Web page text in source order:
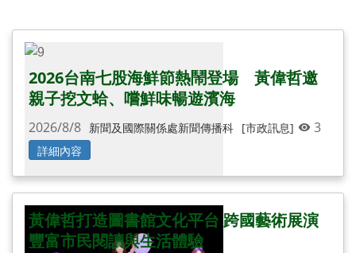
還有更多圖片...
2026台南七股海鮮節熱鬧登場 黃偉哲邀
親子挖文蛤、嚐鮮味暢遊濱海
2026/8/8 新聞及國際關係處新聞傳播科 [市政訊息] 3
詳細內容
黃偉哲打造圖書館文化平台 跨國藝術展演
豐富市民閱讀與生活體驗